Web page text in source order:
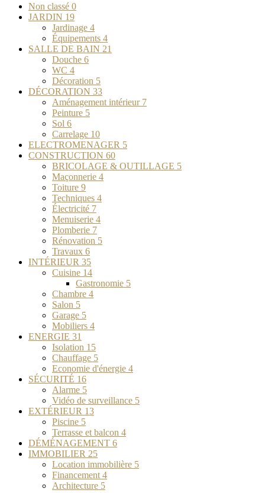
Non classé 0
JARDIN 19
Jardinage 4
Équipements 4
SALLE DE BAIN 21
Douche 6
WC 4
Décoration 5
DÉCORATION 33
Aménagement intérieur 7
Peinture 5
Sol 6
Carrelage 10
ELECTROMENAGER 5
CONSTRUCTION 60
BRICOLAGE & OUTILLAGE 5
Maçonnerie 4
Toiture 9
Techniques 4
Électricité 7
Menuiserie 4
Plomberie 7
Rénovation 5
Travaux 6
INTÉRIEUR 35
Cuisine 14
Gastronomie 5
Chambre 4
Salon 5
Garage 5
Mobiliers 4
ENERGIE 31
Isolation 15
Chauffage 5
Economie d'énergie 4
SÉCURITÉ 16
Alarme 5
Vidéo de surveillance 5
EXTÉRIEUR 13
Piscine 5
Terrasse et balcon 4
DÉMÉNAGEMENT 6
IMMOBILIER 25
Location immobilière 5
Financement 4
Architecture 5